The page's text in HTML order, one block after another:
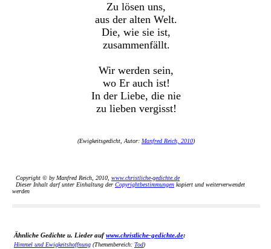
Zu lösen uns,
aus der alten Welt.
Die, wie sie ist,
zusammenfällt.
Wir werden sein,
wo Er auch ist!
In der Liebe, die nie
zu lieben vergisst!
(Ewigkeitsgedicht, Autor: Manfred Reich, 2010)
Copyright © by Manfred Reich, 2010, www.christliche-gedichte.de
Dieser Inhalt darf unter Einhaltung der Copyrightbestimmungen kopiert und weiterverwendet
werden
Ähnliche Gedichte u. Lieder aufwww.christliche-gedichte.de:
Himmel und Ewigkeitshoffnung (Themenbereich: Tod)